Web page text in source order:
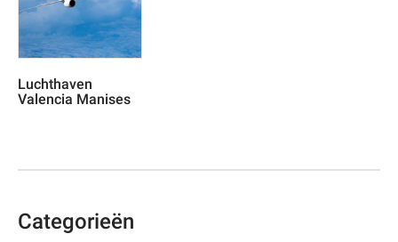
Luchthaven
Valencia Manises
Categorieën